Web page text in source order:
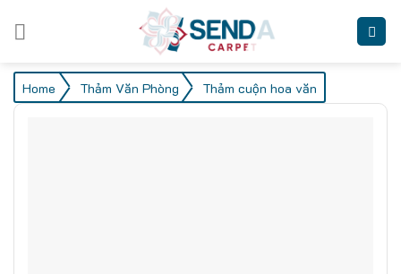
Home / Thảm Văn Phòng / Thảm cuộn hoa văn